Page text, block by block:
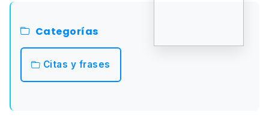
Categorías
Citas y frases